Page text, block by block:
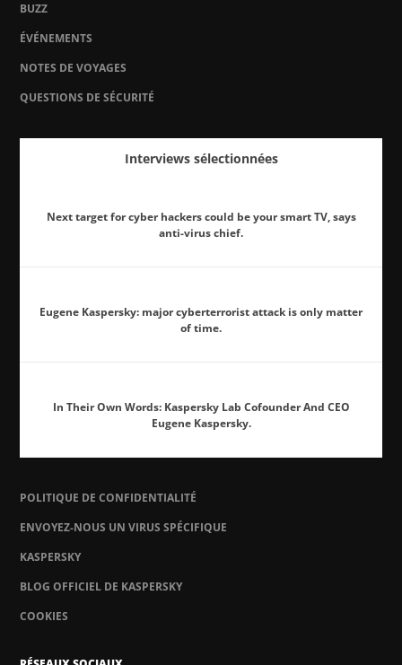
BUZZ
ÉVÉNEMENTS
NOTES DE VOYAGES
QUESTIONS DE SÉCURITÉ
Interviews sélectionnées
Next target for cyber hackers could be your smart TV, says
anti-virus chief.
Eugene Kaspersky: major cyberterrorist attack is only matter
of time.
In Their Own Words: Kaspersky Lab Cofounder And CEO
Eugene Kaspersky.
POLITIQUE DE CONFIDENTIALITÉ
ENVOYEZ-NOUS UN VIRUS SPÉCIFIQUE
KASPERSKY
BLOG OFFICIEL DE KASPERSKY
COOKIES